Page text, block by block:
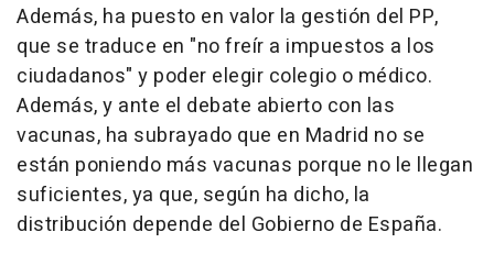
Además, ha puesto en valor la gestión del PP,
que se traduce en "no freír a impuestos a los
ciudadanos" y poder elegir colegio o médico.
Además, y ante el debate abierto con las
vacunas, ha subrayado que en Madrid no se
están poniendo más vacunas porque no le llegan
suficientes, ya que, según ha dicho, la
distribución depende del Gobierno de España.